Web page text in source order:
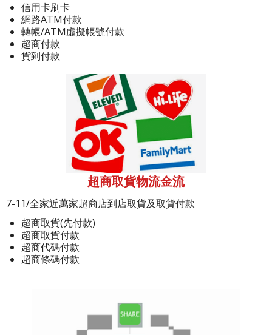
信用卡刷卡
網路ATM付款
轉帳/ATM虛擬帳號付款
超商付款
貨到付款
超商取貨物流金流
7-11/全家近萬家超商店到店取貨及取貨付款
超商取貨(先付款)
超商取貨付款
超商代碼付款
超商條碼付款